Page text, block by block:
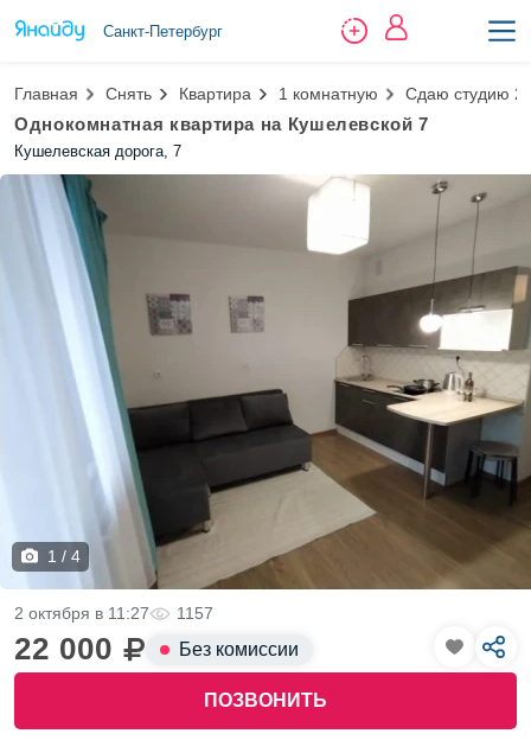
Санкт-Петербург
Главная Снять Квартира 1 комнатную Сдаю студию
Однокомнатная квартира на Кушелевской 7
Кушелевская дорога, 7
1 / 4
22 000 Без комиссии
ПОЗВОНИТЬ
2 октября в 11:27 1157